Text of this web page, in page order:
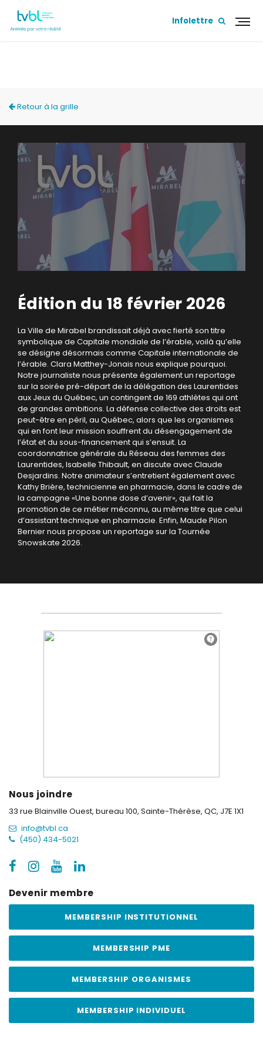
Infolettre
Retour à la grille
Édition du 18 février 2026
La Ville de Mirabel brandissait déjà avec fierté son titre
symbolique de Capitale mondiale de l’érable, voilà qu’elle
se désigne désormais comme Capitale internationale de
l’érable. Clara Matthey-Jonais nous explique pourquoi.
Notre journaliste nous présente également un reportage
sur la soirée pré-départ de la délégation des Laurentides
aux Jeux du Québec, un contingent de 169 athlètes qui ont
de grandes ambitions. La défense collective des droits est
peut-être en péril, au Québec, alors que les organismes
qui en font leur mission souffrent du désengagement de
l’état et du sous-financement qui s’ensuit. La
coordonnatrice générale du Réseau des femmes des
Laurentides, Isabelle Thibault, en discute avec Claude
Desjardins. Notre animateur s’entretient également avec
Kathy Brière, technicienne en pharmacie, dans le cadre de
la campagne «Une bonne dose d’avenir», qui fait la
promotion de ce métier méconnu, au même titre que celui
d’assistant technique en pharmacie. Enfin, Maude Pilon
Bernier nous propose un reportage sur la Tournée
Snowskate 2026.
Nous joindre
33 rue Blainville Ouest, bureau 100, Sainte-Thérèse, QC, J7E 1X1
info@tvbl.ca
(450) 434-5021
Devenir membre
MEMBERSHIP INSTITUTIONNEL
MEMBERSHIP PME
MEMBERSHIP ORGANISMES
MEMBERSHIP INDIVIDUEL